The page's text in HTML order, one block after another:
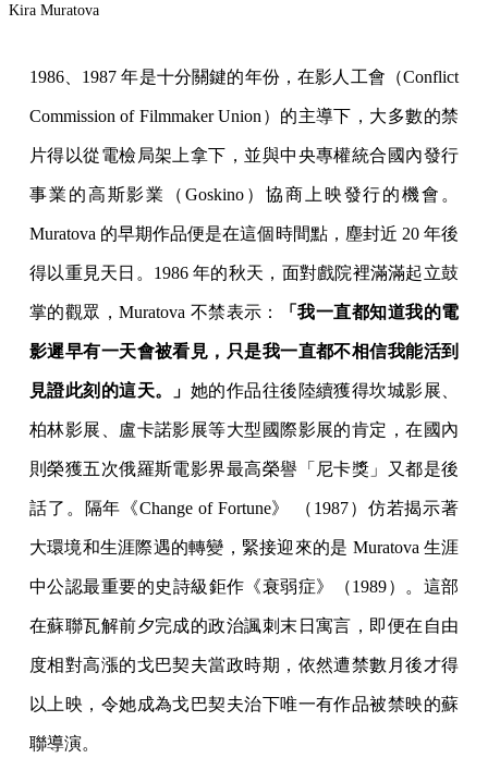
Kira Muratova
1986、1987 年是十分關鍵的年份，在影人工會（Conflict
Commission of Filmmaker Union）的主導下，大多數的禁
片得以從電檢局架上拿下，並與中央專權統合國內發行
事業的高斯影業（Goskino）協商上映發行的機會。
Muratova 的早期作品便是在這個時間點，塵封近 20 年後
得以重見天日。1986 年的秋天，面對戲院裡滿滿起立鼓
掌的觀眾，Muratova 不禁表示： 「我一直都知道我的電
影遲早有一天會被看見，只是我一直都不相信我能活到
見證此刻的這天。」 她的作品往後陸續獲得坎城影展、
柏林影展、盧卡諾影展等大型國際影展的肯定，在國內
則榮獲五次俄羅斯電影界最高榮譽「尼卡獎」又都是後
話了。隔年《Change of Fortune》 （1987）仿若揭示著
大環境和生涯際遇的轉變，緊接迎來的是 Muratova 生涯
中公認最重要的史詩級鉅作《衰弱症》（1989）。這部
在蘇聯瓦解前夕完成的政治諷刺末日寓言，即便在自由
度相對高漲的戈巴契夫當政時期，依然遭禁數月後才得
以上映，令她成為戈巴契夫治下唯一有作品被禁映的蘇
聯導演。